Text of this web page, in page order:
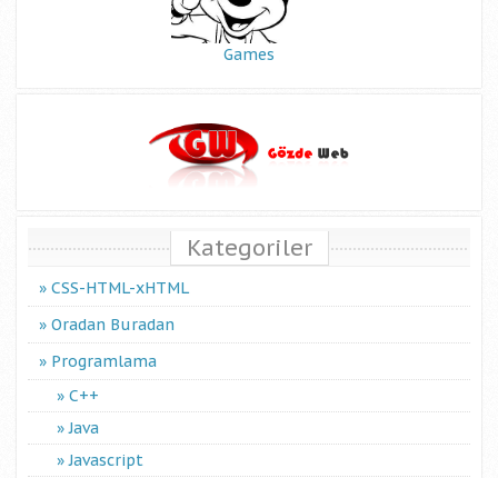
Games
Kategoriler
CSS-HTML-xHTML
Oradan Buradan
Programlama
C++
Java
Javascript